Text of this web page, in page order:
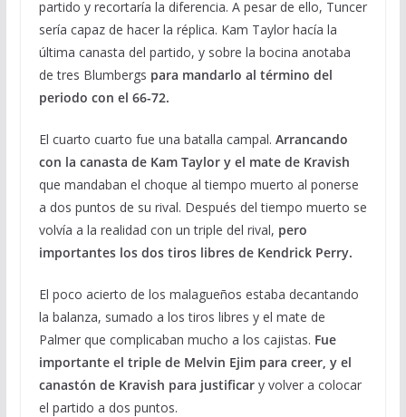
partido y recortaría la diferencia. A pesar de ello, Tuncer
sería capaz de hacer la réplica. Kam Taylor hacía la
última canasta del partido, y sobre la bocina anotaba
de tres Blumbergs para mandarlo al término del
periodo con el 66-72.
El cuarto cuarto fue una batalla campal. Arrancando
con la canasta de Kam Taylor y el mate de Kravish
que mandaban el choque al tiempo muerto al ponerse
a dos puntos de su rival. Después del tiempo muerto se
volvía a la realidad con un triple del rival, pero
importantes los dos tiros libres de Kendrick Perry.
El poco acierto de los malagueños estaba decantando
la balanza, sumado a los tiros libres y el mate de
Palmer que complicaban mucho a los cajistas. Fue
importante el triple de Melvin Ejim para creer, y el
canastón de Kravish para justificary volver a colocar
el partido a dos puntos.